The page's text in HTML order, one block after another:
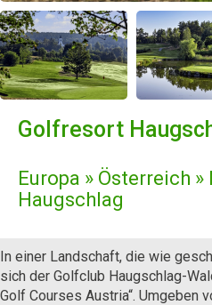
Golfresort
Europa » Österreich
Haugschlag
In einer Landschaft, die wie
sich der Golfclub Haugschlag-
Golf Courses Austria“. Umgeben